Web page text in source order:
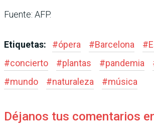
Fuente: AFP.
Etiquetas: #ópera #Barcelona #
#concierto #plantas #pandemia
#mundo #naturaleza #música
Déjanos tus comentarios